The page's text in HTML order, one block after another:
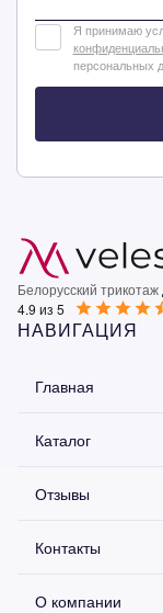
Я принимаю
персональных
Белорусский трикотаж
4.9 из 5
НАВИГАЦИЯ
Главная
Каталог
Отзывы
Контакты
О компании